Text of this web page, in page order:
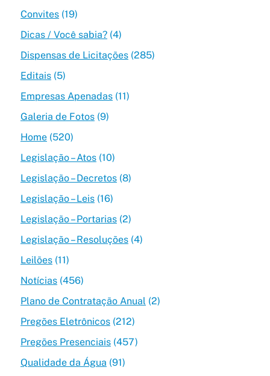
Convites(19)
Dicas / Você sabia?(4)
Dispensas de Licitações(285)
Editais(5)
Empresas Apenadas(11)
Galeria de Fotos(9)
Home(520)
Legislação – Atos(10)
Legislação – Decretos(8)
Legislação – Leis(16)
Legislação – Portarias(2)
Legislação – Resoluções(4)
Leilões(11)
Notícias(456)
Plano de Contratação Anual (2)
Pregões Eletrônicos(212)
Pregões Presenciais(457)
Qualidade da Água (91)